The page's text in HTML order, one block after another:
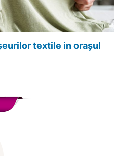
textile in orașul